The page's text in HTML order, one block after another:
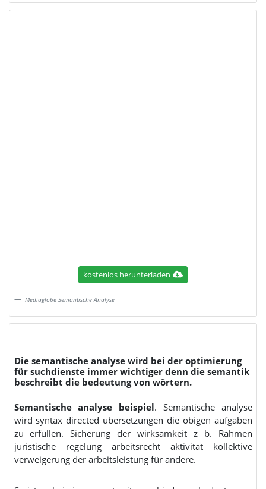
kostenlos herunterladen
Mediaglobe Semantische Analyse
Die semantische analyse wird bei der optimierung
für suchdienste immer wichtiger denn die semantik
beschreibt die bedeutung von wörtern.
Semantische analyse beispiel. Semantische analyse
wird syntax directed übersetzungen die obigen aufgaben
zu erfüllen. Sicherung der wirksamkeit z b. Rahmen
juristische regelung arbeitsrecht aktivität kollektive
verweigerung der arbeitsleistung für andere.